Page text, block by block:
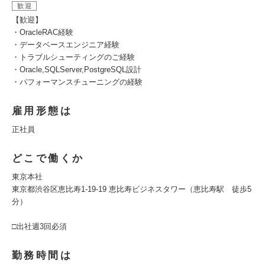
歓迎
【歓迎】
・OracleRAC経験
・データベースエンジニア経験
・トラブルシューティングのご経験
・Oracle,SQLServer,PostgreSQL設計
・パフォーマンスチューニングの経験
雇用形態は
正社員
どこで働くか
東京本社
東京都渋谷区恵比寿1-19-19 恵比寿ビジネスタワー（恵比寿駅 徒歩5
分）
□出社週3回必須
勤務時間は